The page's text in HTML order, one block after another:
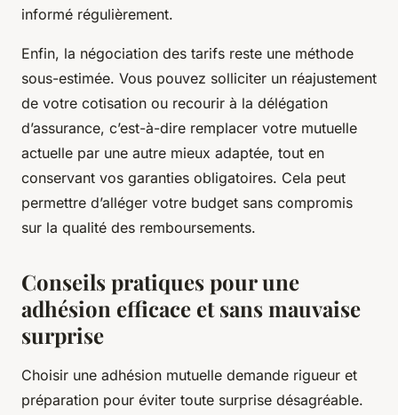
informé régulièrement.
Enfin, la négociation des tarifs reste une méthode
sous-estimée. Vous pouvez solliciter un réajustement
de votre cotisation ou recourir à la délégation
d’assurance, c’est-à-dire remplacer votre mutuelle
actuelle par une autre mieux adaptée, tout en
conservant vos garanties obligatoires. Cela peut
permettre d’alléger votre budget sans compromis
sur la qualité des remboursements.
Conseils pratiques pour une
adhésion efficace et sans mauvaise
surprise
Choisir une adhésion mutuelle demande rigueur et
préparation pour éviter toute surprise désagréable.